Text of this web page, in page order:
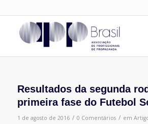
Resultados da segunda
primeira fase do Futebol
1 de agosto de 2016 / 0 Comentários / em